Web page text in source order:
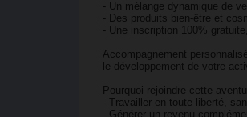
- Un mélange dynamique de
- Des produits bien-être et
- Une inscription 100%
Accompagnement
le développement de votre
Pourquoi rejoindre cette
- Travailler en toute liberté,
- Générer un revenu